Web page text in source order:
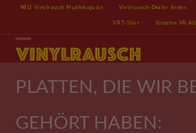
Skip
content
NEU: Vinylrausch Musikmagazin Vinylrausch-Dealer finden
VR T-Shirt Einzelne VR-
Open
mobile
menu
Close
mobile
menu
PLATTEN, DIE WIR
GEHÖRT HABEN: